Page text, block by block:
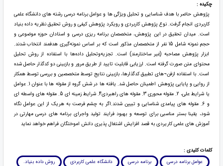
چکیده :
پژوهش حاضر با هدف شناسایی و تحلیل ویژگی ها و عوامل برنامه درسی رشته های دانشگاه علمی
کاربردی انجام گرفت. نوع پژوهش کاربردی و رویکرد پژوهش کیفی و روش تحقیق نظریه داده بنیاد
است. میدان تحقیق در این پژوهش، متخصصان برنامه ریزی درسی و استادان حوزه موضوعی و
حجم نمونه شامل 15 نفر از متخصصان مذکور است که بر اساس نمونه‌گیری هدفمند انتخاب شدند.
ابزار پژوهش مصاحبه (غیر ساختارمند) است. تجزیه‌وتحلیل داده‌ها با استفاده از روش تحلیل
محتوای متن صورت گرفته است. ارزیابی قابلیت تایید از طریق مرور و بازبینی دو کدگذار حاصل شده
است. با استفاده ازفن¬های تطبیق کدگذارها، بازبینی نتایج توسط متخصصین و بررسی توسط همکار
از روایی و پایایی پژوهش اطمینان حاصل شد. یافته ها در شش گروه از مقوله ها با عنوان 1. عوامل
یا شرایط علی، 2. مقوله محوری 3. مقوله های راهبردی4. شرایط زمینه ای 5. مقوله های واسطه ای
و 6. مقوله های پیامدی شناسایی و تبیین شدند.اگر به چشم فرصت به هریک از این عوامل نگاه
شود، یقینا بستر مناسبی برای توسعه و بهبود فرایند تولید واجرای برنامه های درسی مهارتی در
آموزش های علمی کاریردی به قصد افزایش اشتغال پذیری دانش اموختگان فراهم خواهد نماید
کلمات کلیدی :
عوامل برنامه درسی
برنامه درسی دانشگاه علمی کاربردی روش داده بنیاد.